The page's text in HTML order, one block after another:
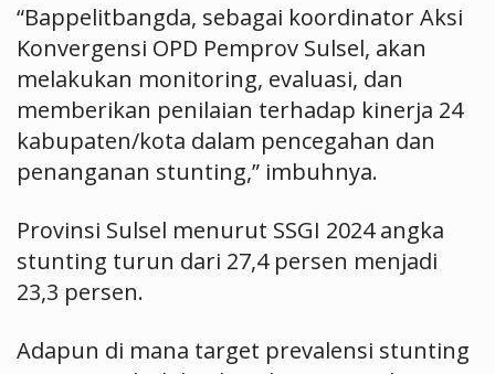
“Bappelitbangda, sebagai koordinator Aksi
Konvergensi OPD Pemprov Sulsel, akan
melakukan monitoring, evaluasi, dan
memberikan penilaian terhadap kinerja 24
kabupaten/kota dalam pencegahan dan
penanganan stunting,” imbuhnya.
Provinsi Sulsel menurut SSGI 2024 angka
stunting turun dari 27,4 persen menjadi
23,3 persen.
Adapun di mana target prevalensi stunting